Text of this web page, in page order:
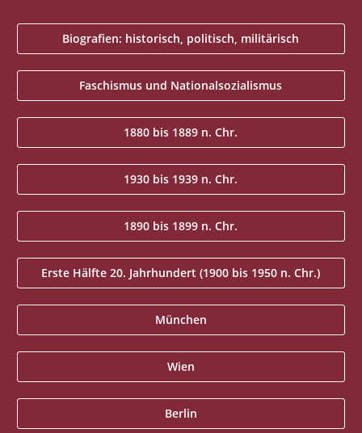
Biografien: historisch, politisch, militärisch
Faschismus und Nationalsozialismus
1880 bis 1889 n. Chr.
1930 bis 1939 n. Chr.
1890 bis 1899 n. Chr.
Erste Hälfte 20. Jahrhundert (1900 bis 1950 n. Chr.)
München
Wien
Berlin